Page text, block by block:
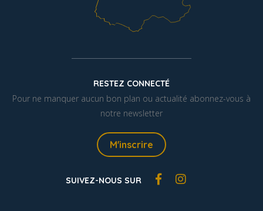
RESTEZ CONNECTÉ
Pour ne manquer aucun bon plan ou actualité abonnez-vous à
notre newsletter
M'inscrire
SUIVEZ-NOUS SUR